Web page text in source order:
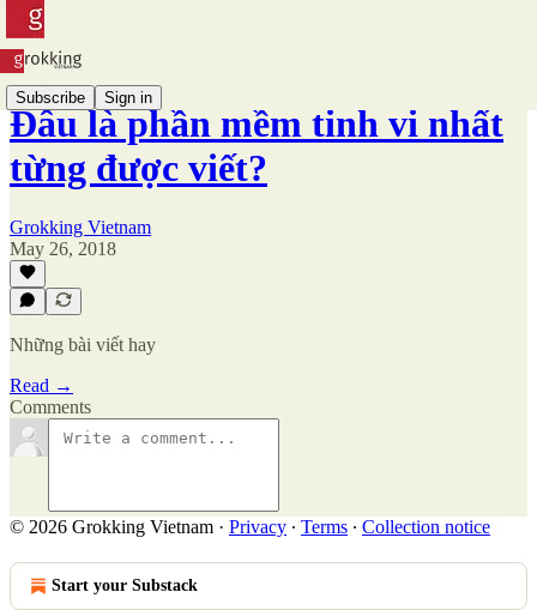
Subscribe Sign in
Đâu là phần mềm tinh vi nhất
từng được viết?
Grokking Vietnam
May 26, 2018
Những bài viết hay
Read →
Comments
© 2026 Grokking Vietnam · Privacy ∙ Terms ∙ Collection notice
Start your Substack